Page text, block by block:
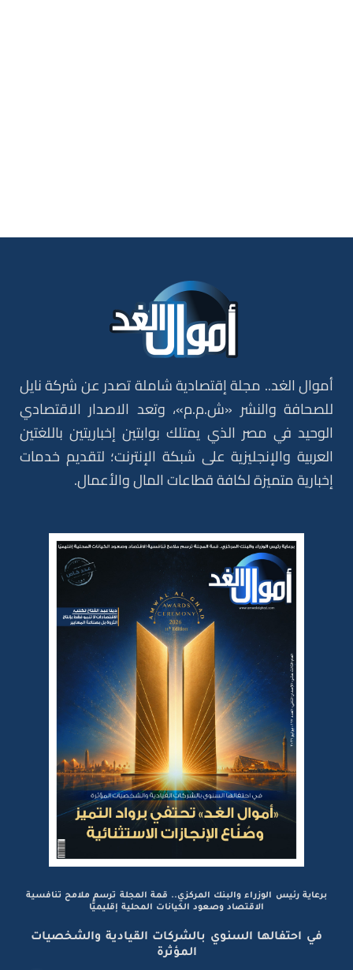
أموال الغد.. مجلة إقتصادية شاملة تصدر عن شركة نايل
للصحافة والنشر «ش.م.م»، وتعد الاصدار الاقتصادي
الوحيد في مصر الذي يمتلك بوابتين إخباريتين باللغتين
العربية والإنجليزية على شبكة الإنترنت؛ لتقديم خدمات
إخبارية متميزة لكافة قطاعات المال والأعمال.
برعاية رئيس الوزراء والبنك المركزي.. قمة المجلة ترسم ملامح تنافسية
الاقتصاد وصعود الكيانات المحلية إقليميًّا
في احتفالها السنوي بالشركات القيادية والشخصيات
المؤثرة